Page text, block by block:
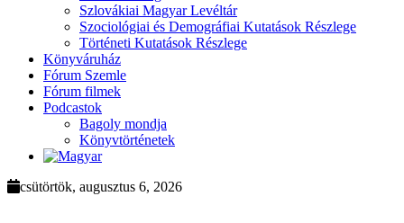
Szlovákiai Magyar Levéltár
Szociológiai és Demográfiai Kutatások Részlege
Történeti Kutatások Részlege
Könyváruház
Fórum Szemle
Fórum filmek
Podcastok
Bagoly mondja
Könyvtörténetek
csütörtök, augusztus 6, 2026